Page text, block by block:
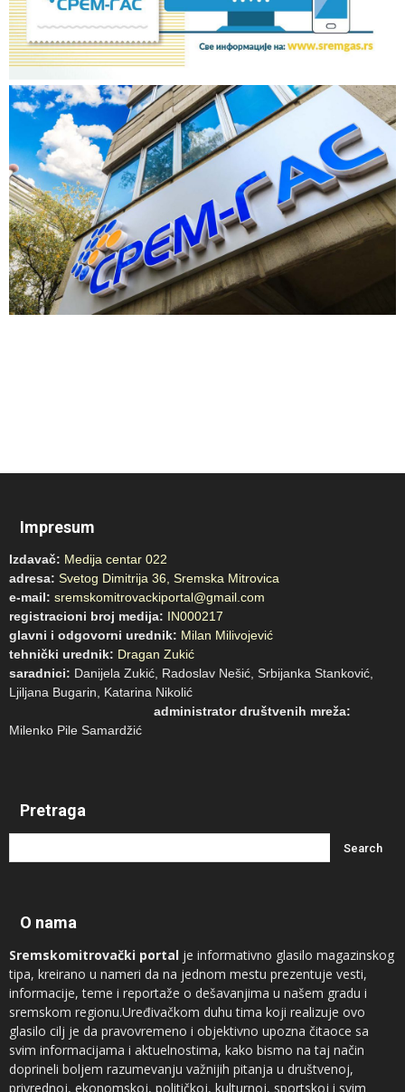
Impresum
Izdavač: Medija centar 022
adresa: Svetog Dimitrija 36, Sremska Mitrovica
e-mail: sremskomitrovackiportal@gmail.com
registracioni broj medija: IN000217
glavni i odgovorni urednik: Milan Milivojević
tehnički urednik: Dragan Zukić
saradnici: Danijela Zukić, Radoslav Nešić, Srbijanka Stanković,
Ljiljana Bugarin, Katarina Nikolić
administrator društvenih mreža:
Milenko Pile Samardžić
Pretraga
O nama
Sremskomitrovački portal je informativno glasilo magazinskog
tipa, kreirano u nameri da na jednom mestu prezentuje vesti,
informacije, teme i reportaže o dešavanjima u našem gradu i
sremskom regionu.Uređivačkom duhu tima koji realizuje ovo
glasilo cilj je da pravovremeno i objektivno upozna čitaoce sa
svim informacijama i aktuelnostima, kako bismo na taj način
doprineli boljem razumevanju važnijih pitanja u društvenoj,
privrednoj, ekonomskoj, političkoj, kulturnoj, sportskoj i svim